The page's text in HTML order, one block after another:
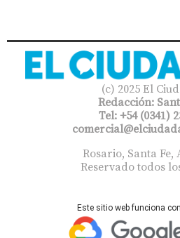
(c) 2025 El
Redacción:
Tel: +54 (0341)
Rosario, Santa Fe,
Reservado todos
Este sitio web funciona